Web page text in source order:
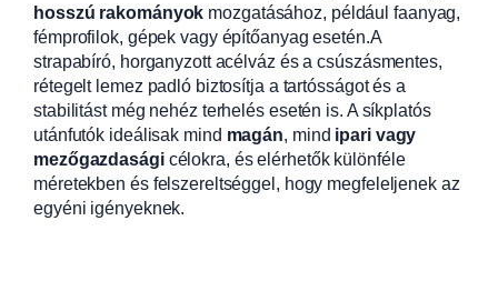
hosszú rakományok mozgatásához, például faanyag,
fémprofilok, gépek vagy építőanyag esetén.A
strapabíró, horganyzott acélváz és a csúszásmentes,
rétegelt lemez padló biztosítja a tartósságot és a
stabilitást még nehéz terhelés esetén is. A síkplatós
utánfutók ideálisak mind magán, mind ipari vagy
mezőgazdaságicélokra, és elérhetők különféle
méretekben és felszereltséggel, hogy megfeleljenek az
egyéni igényeknek.